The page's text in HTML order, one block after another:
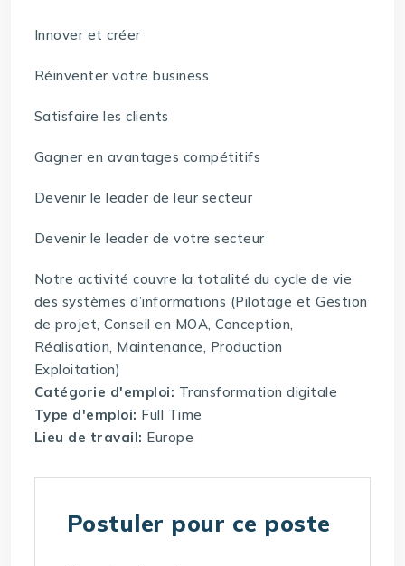
Innover et créer
Réinventer votre business
Satisfaire les clients
Gagner en avantages compétitifs
Devenir le leader de leur secteur
Devenir le leader de votre secteur
Notre activité couvre la totalité du cycle de vie
des systèmes d’informations (Pilotage et Gestion
de projet, Conseil en MOA, Conception,
Réalisation, Maintenance, Production
Exploitation)
Catégorie d'emploi: Transformation digitale
Type d'emploi: Full Time
Lieu de travail: Europe
Postuler pour ce poste